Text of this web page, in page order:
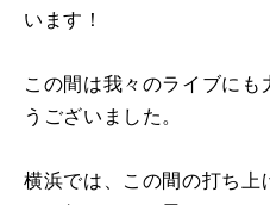
います！
この間は我々のライブにも
うございました。
横浜では、この間の打ち上